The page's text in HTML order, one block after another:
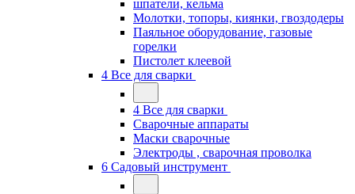
шпатели, кельма
Молотки, топоры, киянки, гвоздодеры
Паяльное оборудование, газовые
горелки
Пистолет клеевой
4 Все для сварки
4 Все для сварки
Сварочные аппараты
Маски сварочные
Электроды , сварочная проволка
6 Садовый инструмент